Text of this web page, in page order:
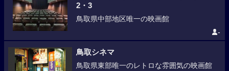
2・3
鳥取県中部地区唯一の映画館
-
鳥取シネマ
鳥取県東部唯一のレトロな雰囲気の映画館